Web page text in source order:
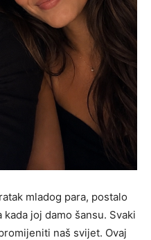
mladog para, postalo
kada joj damo šansu. Svaki
naš svijet. Ovaj